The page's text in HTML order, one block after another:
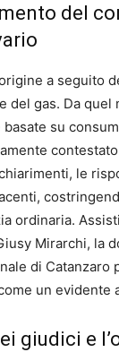
del
a seguito
del gas. Da quel
su
le
ordinaria.
Mirarchi, la
di Catanzaro
un evidente
giudici e